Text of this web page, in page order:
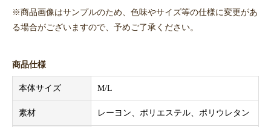
※商品画像はサンプルのため、色味やサイズ等の仕様に変更があ
る場合がございますので、予めご了承ください。
商品仕様
本体サイズ M/L
素材 レーヨン、ポリエステル、ポリウレタン